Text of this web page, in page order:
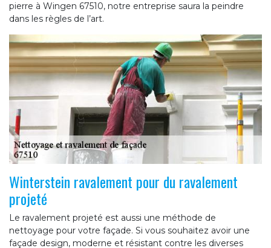
pierre à Wingen 67510, notre entreprise saura la peindre
dans les règles de l’art.
Winterstein ravalement pour du ravalement
projeté
Le ravalement projeté est aussi une méthode de
nettoyage pour votre façade. Si vous souhaitez avoir une
façade design, moderne et résistant contre les diverses